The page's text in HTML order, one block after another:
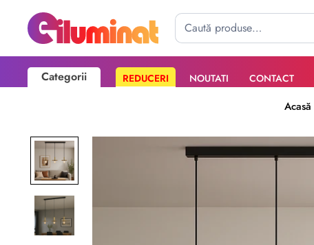
Categorii REDUCERI NOUTATI CONTACT
Acasă